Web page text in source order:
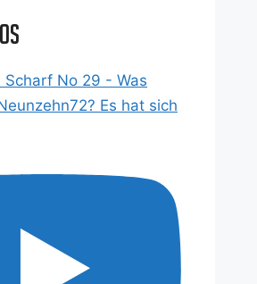
Scharf No 29 - Was
Es hat sich